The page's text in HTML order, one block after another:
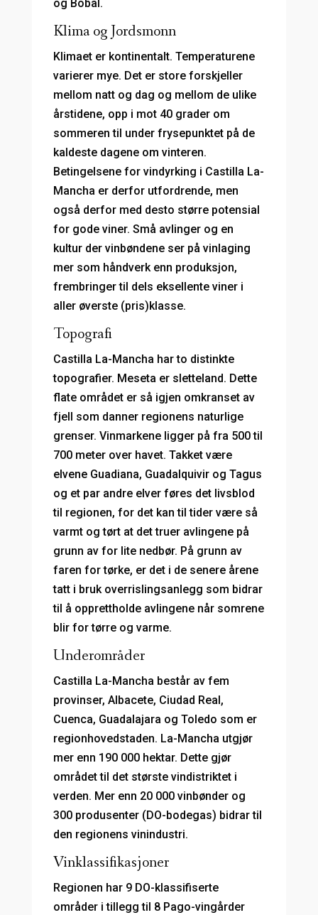
og Bobal.
Klima og Jordsmonn
Klimaet er kontinentalt. Temperaturene
varierer mye. Det er store forskjeller
mellom natt og dag og mellom de ulike
årstidene, opp i mot 40 grader om
sommeren til under frysepunktet på de
kaldeste dagene om vinteren.
Betingelsene for vindyrking i Castilla La-
Mancha er derfor utfordrende, men
også derfor med desto større potensial
for gode viner. Små avlinger og en
kultur der vinbøndene ser på vinlaging
mer som håndverk enn produksjon,
frembringer til dels eksellente viner i
aller øverste (pris)klasse.
Topografi
Castilla La-Mancha har to distinkte
topografier. Meseta er sletteland. Dette
flate området er så igjen omkranset av
fjell som danner regionens naturlige
grenser. Vinmarkene ligger på fra 500 til
700 meter over havet. Takket være
elvene Guadiana, Guadalquivir og Tagus
og et par andre elver føres det livsblod
til regionen, for det kan til tider være så
varmt og tørt at det truer avlingene på
grunn av for lite nedbør. På grunn av
faren for tørke, er det i de senere årene
tatt i bruk overrislingsanlegg som bidrar
til å opprettholde avlingene når somrene
blir for tørre og varme.
Underområder
Castilla La-Mancha består av fem
provinser, Albacete, Ciudad Real,
Cuenca, Guadalajara og Toledo som er
regionhovedstaden. La-Mancha utgjør
mer enn 190 000 hektar. Dette gjør
området til det største vindistriktet i
verden. Mer enn 20 000 vinbønder og
300 produsenter (DO-bodegas) bidrar til
den regionens vinindustri.
Vinklassifikasjoner
Regionen har 9 DO-klassifiserte
områder i tillegg til 8 Pago-vingårder